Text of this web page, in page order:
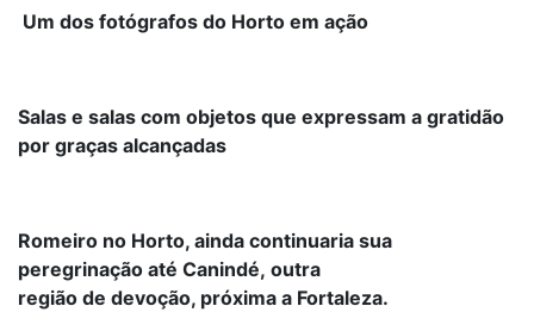
Um dos fotógrafos do Horto em ação
Salas e salas com objetos que expressam a gratidão
por graças alcançadas
Romeiro no Horto, ainda continuaria sua
peregrinação até Canindé, outra
região de devoção, próxima a Fortaleza.